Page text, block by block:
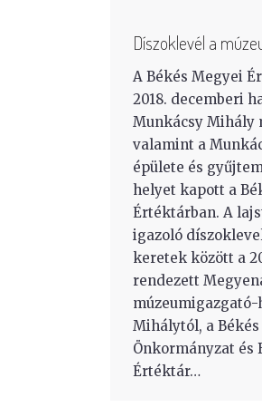
Díszoklevél a
A Békés Megyei
2018. decemberi
Munkácsy Mihály
valamint a
épülete és
helyet kapott a
Értéktárban. A
igazoló
keretek között a
rendezett
Mihálytól, a
Önkormányzat és
Értéktár…